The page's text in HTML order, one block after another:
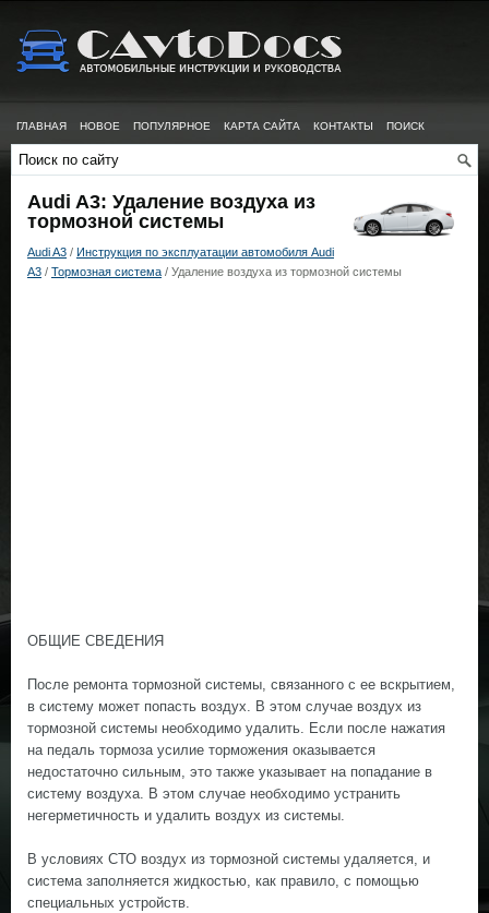
ГЛАВНАЯ НОВОЕ ПОПУЛЯРНОЕ КАРТА САЙТА КОНТАКТЫ ПОИСК
Audi A3: Удаление воздуха из
тормозной системы
Audi A3 / Инструкция по эксплуатации автомобиля Audi
A3 / Тормозная система / Удаление воздуха из тормозной системы
ОБЩИЕ СВЕДЕНИЯ
После ремонта тормозной системы, связанного с ее вскрытием,
в систему может попасть воздух. В этом случае воздух из
тормозной системы необходимо удалить. Если после нажатия
на педаль тормоза усилие торможения оказывается
недостаточно сильным, это также указывает на попадание в
систему воздуха. В этом случае необходимо устранить
негерметичность и удалить воздух из системы.
В условиях СТО воздух из тормозной системы удаляется, и
система заполняется жидкостью, как правило, с помощью
специальных устройств.